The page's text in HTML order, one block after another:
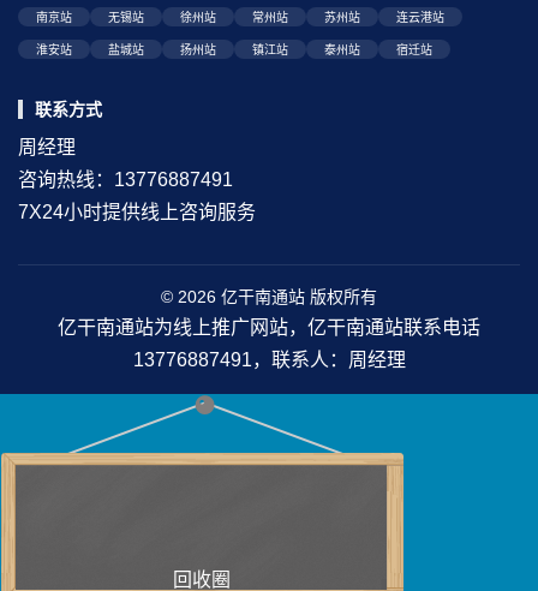
南京站 无锡站 徐州站 常州站 苏州站 连云港站
淮安站 盐城站 扬州站 镇江站 泰州站 宿迁站
联系方式
周经理
咨询热线：13776887491
7X24小时提供线上咨询服务
© 2026 亿干南通站 版权所有
亿干南通站为线上推广网站，亿干南通站联系电话
13776887491，联系人：周经理
回收圈